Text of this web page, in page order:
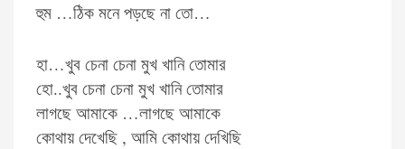
হুম …ঠিক মনে পড়ছে না তো…
হা…খুব চেনা চেনা মুখ খানি তোমার
হো..খুব চেনা চেনা মুখ খানি তোমার
লাগছে আমাকে …লাগছে আমাকে
কোথায় দেখেছি , আমি কোথায় দেখিছি